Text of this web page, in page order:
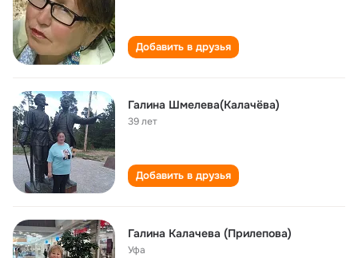
Добавить в друзья
Галина Шмелева(Калачёва)
39 лет
Добавить в друзья
Галина Калачева (Прилепова)
Уфа